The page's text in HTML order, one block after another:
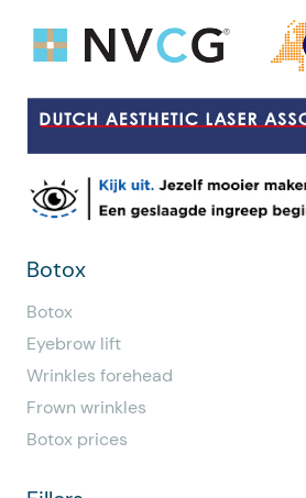
Botox
Botox
Eyebrow lift
Wrinkles forehead
Frown wrinkles
Botox prices